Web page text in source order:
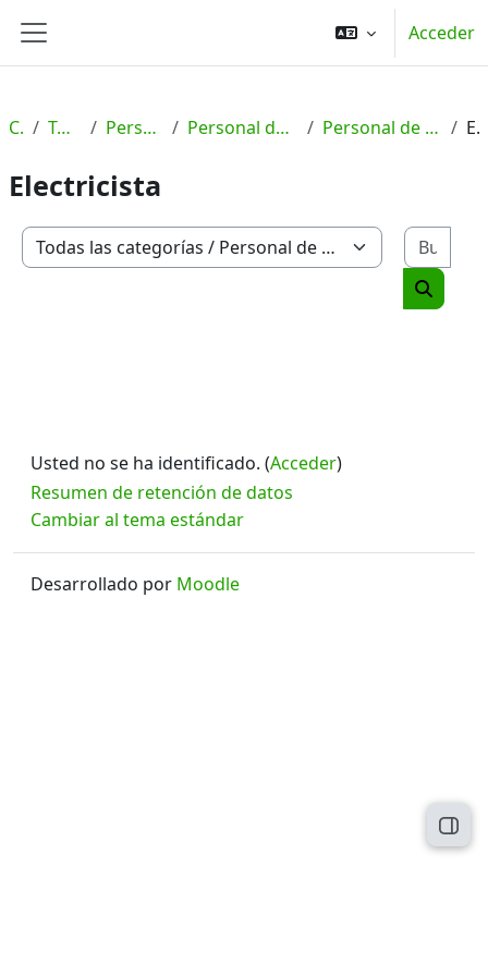
Panel lateral
Acceder
Cursos Todas las categorías Personal de Gestión y Servicios Personal de Gestión y Servicios - Formación Profesional Personal de Gestión y Servicios - Formación Profesional - C2
Electricista
Categorías
Buscar
Usted no se ha identificado. (Acceder)
Resumen de retención de datos
Cambiar al tema estándar
Desarrollado por Moodle